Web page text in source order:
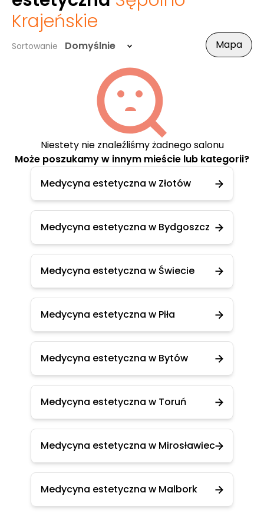
Krajeńskie
Sortowanie Domyślnie Mapa
Niestety nie znaleźliśmy żadnego salonu
Może poszukamy w innym mieście lub kategorii?
Medycyna estetyczna w Złotów
Medycyna estetyczna w Bydgoszcz
Medycyna estetyczna w Świecie
Medycyna estetyczna w Piła
Medycyna estetyczna w Bytów
Medycyna estetyczna w Toruń
Medycyna estetyczna w Mirosławiec
Medycyna estetyczna w Malbork